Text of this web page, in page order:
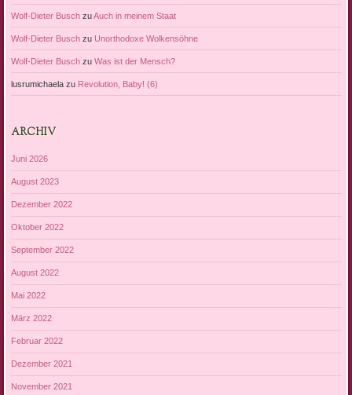
Wolf-Dieter BuschzuAuch in meinem Staat
Wolf-Dieter Buschzu Unorthodoxe Wolkensöhne
Wolf-Dieter Buschzu Was ist der Mensch?
lusrumichaelazu Revolution, Baby! (6)
ARCHIV
Juni 2026
August 2023
Dezember 2022
Oktober 2022
September 2022
August 2022
Mai 2022
März 2022
Februar 2022
Dezember 2021
November 2021